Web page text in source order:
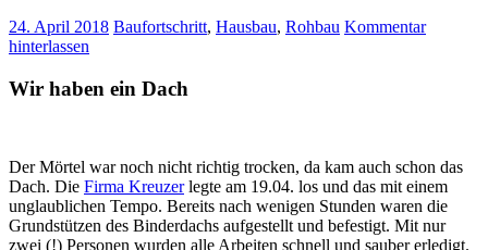
24. April 2018 Baufortschritt, Hausbau, Rohbau Kommentar
hinterlassen
Wir haben ein Dach
Der Mörtel war noch nicht richtig trocken, da kam auch schon das
Dach. Die Firma Kreuzerlegte am 19.04. los und das mit einem
unglaublichen Tempo. Bereits nach wenigen Stunden waren die
Grundstützen des Binderdachs aufgestellt und befestigt. Mit nur
zwei (!) Personen wurden alle Arbeiten schnell und sauber erledigt.